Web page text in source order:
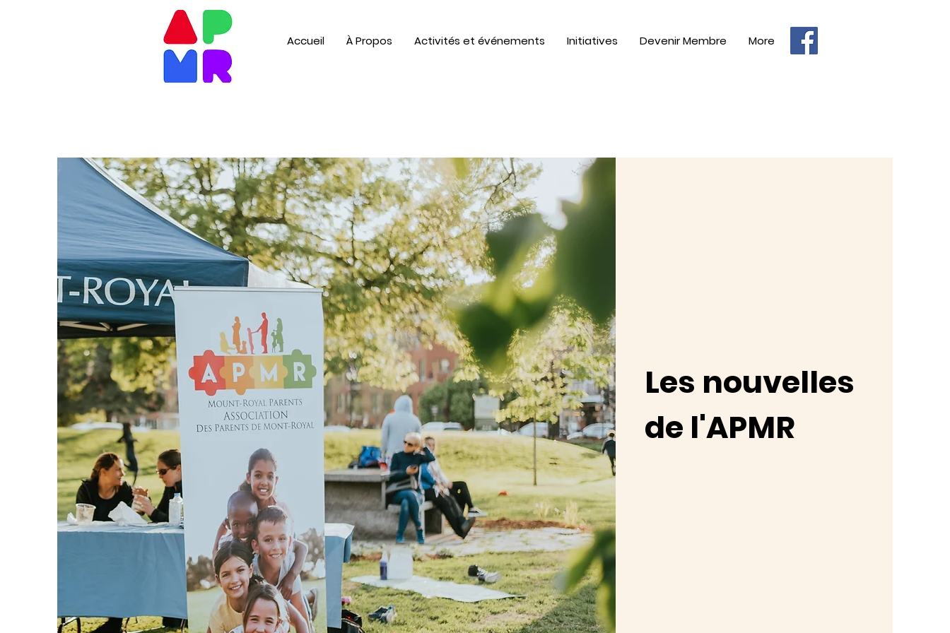
Accueil À Propos Activités et événements Initiatives Devenir Membre More
Les nouvelles
de l'APMR